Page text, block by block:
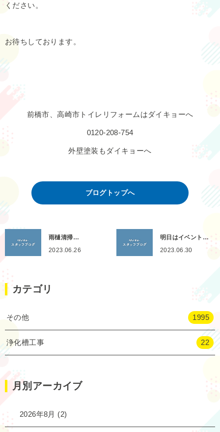
ください。
お待ちしております。
前橋市、高崎市トイレリフォームはダイキョーへ
0120-208-754
外壁塗装もダイキョーへ
ブログトップへ
雨樋清掃…
2023.06.26
明日はイベント…
2023.06.30
カテゴリ
その他 1995
浄化槽工事 22
月別アーカイブ
2026年8月 (2)